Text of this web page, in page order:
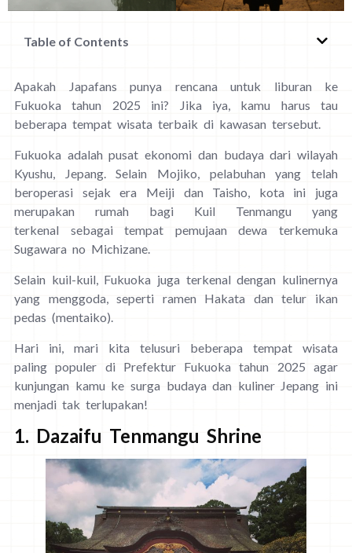
Table of Contents
Apakah Japafans punya rencana untuk liburan ke
Fukuoka tahun 2025 ini? Jika iya, kamu harus tau
beberapa tempat wisata terbaik di kawasan tersebut.
Fukuoka adalah pusat ekonomi dan budaya dari wilayah
Kyushu, Jepang. Selain Mojiko, pelabuhan yang telah
beroperasi sejak era Meiji dan Taisho, kota ini juga
merupakan rumah bagi Kuil Tenmangu yang
terkenal sebagai tempat pemujaan dewa terkemuka
Sugawara no Michizane.
Selain kuil-kuil, Fukuoka juga terkenal dengan kulinernya
yang menggoda, seperti ramen Hakata dan telur ikan
pedas (mentaiko).
Hari ini, mari kita telusuri beberapa tempat wisata
paling populer di Prefektur Fukuoka tahun 2025 agar
kunjungan kamu ke surga budaya dan kuliner Jepang ini
menjadi tak terlupakan!
1. Dazaifu Tenmangu Shrine